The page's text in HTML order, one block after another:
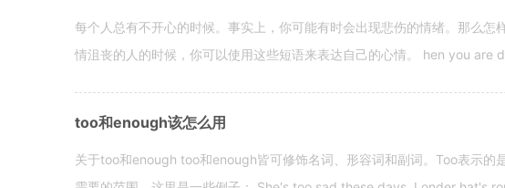
每个人总有不开心的时候。事实上，你可能有时会出现悲伤的情绪。那么
情沮丧的人的时候，你可以使用这些短语来表达自己的心情。 hen you are
too和enough该怎么用
关于too和enough too和enough皆可修饰名词、形容词和副词。Too表示的